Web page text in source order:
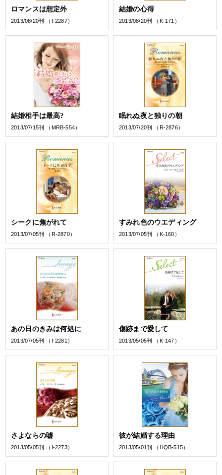
ロマンスは想定外
2013/08/20刊 （I-2287）
結婚の心得
2013/08/20刊 （K-171）
結婚相手は最高?
2013/07/15刊 （MRB-554）
眠れぬ夜と独りの朝
2013/07/20刊 （R-2876）
シークに焦がれて
2013/07/05刊 （R-2870）
すみれ色のウエディング
2013/07/05刊 （K-160）
あの日のきみは何処に
2013/07/05刊 （I-2281）
傷跡まで愛して
2013/05/05刊 （K-147）
さよならの嘘
2013/05/05刊 （I-2273）
彼が結婚する理由
2013/05/01刊 （HQB-515）